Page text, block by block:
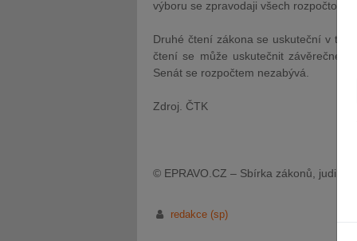
výboru se zpravodaji všech
Druhé čtení zákona se uskuteční v
čtení se může uskutečnit závěrečné
Senát se rozpočtem nezabývá.
Zdroj. ČTK
© EPRAVO.CZ – Sbírka zákonů,
redakce (sp)